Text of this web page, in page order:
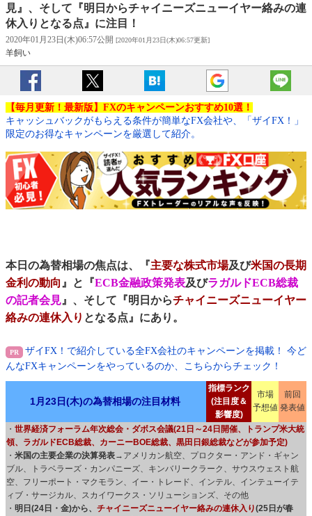
見』、そして『明日からチャイニーズニューイヤー絡みの連
休入りとなる点』に注目！
2020年01月23日(木)06:57公開 [2020年01月23日(木)06:57更新]
羊飼い
【毎月更新！最新版】FXのキャンペーンおすすめ10選！
キャッシュバックがもらえる条件が簡単なFX会社や、「ザイFX！」
限定のお得なキャンペーンを厳選して紹介。
本日の為替相場の焦点は、『主要な株式市場及び米国の長期
金利の動向』と『ECB金融政策発表及びラガルドECB総裁
の記者会見』、そして『明日からチャイニーズニューイヤー
絡みの連休入り となる点』にあり。
ザイFX！で紹介している全FX会社のキャンペーンを掲載！ 今ど
んなFXキャンペーンをやっているのか、こちらからチェック！
1月23日(木)の為替相場の注目材料
指標ランク
(注目度＆
影響度)
市場
予想値
前回
発表値
・ 世界経済フォーラム年次総会・ダボス会議(21日～24日開催、トランプ米大統
領、ラガルドECB総裁、カーニーBOE総裁、黒田日銀総裁などが参加予定)
・ 米国の主要企業の決算発表→アメリカン航空、プロクター・アンド・ギャン
ブル、トラベラーズ・カンパニーズ、キンバリークラーク、サウスウェスト航
空、フリーポート・マクモラン、イー・トレード、インテル、インテューイテ
ィブ・サージカル、スカイワークス・ソリューションズ、その他
・ 明日(24日・金)から、 チャイニーズニューイヤー絡みの連休入り(25日が春